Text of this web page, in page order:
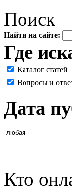
Поиск
Найти на сайте:
Где
Каталог статей
Вопросы и
Дата
Кто